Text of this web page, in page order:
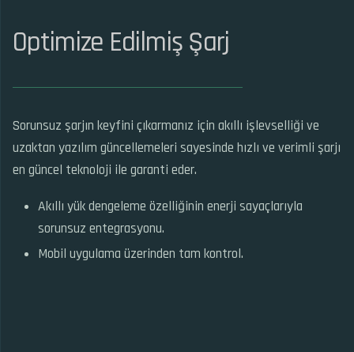
Optimize Edilmiş Şarj
Sorunsuz şarjın keyfini çıkarmanız için akıllı işlevselliği ve
uzaktan yazılım güncellemeleri sayesinde hızlı ve verimli şarjı
en güncel teknoloji ile garanti eder.
Akıllı yük dengeleme özelliğinin enerji sayaçlarıyla
sorunsuz entegrasyonu.
Mobil uygulama üzerinden tam kontrol.